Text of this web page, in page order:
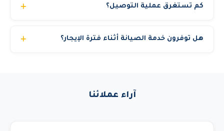
تأمين شامل مجاني ضد المخاطر والحوادث. صيانة وقائية مجانية
تعويض عن ساعات التوقف إذا تأخر البديل. مدير حساب مخصص
كم تستغرق عملية التوصيل؟
ساعة للتوصيل بين المدن. نعمل على مدار الساعة 24/7 لضمان
هل توفرون خدمة الصيانة أثناء فترة الإيجار؟
آراء عملائنا